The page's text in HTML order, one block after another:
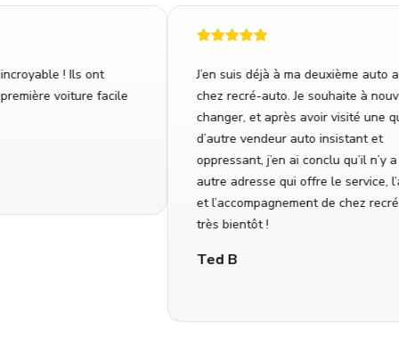
! Ils ont
voiture facile
J’en suis déjà à ma deuxième auto
chez recré-auto. Je souhaite à
changer, et après avoir visité une
d’autre vendeur auto insistant et
oppressant, j’en ai conclu qu’il n’y a
autre adresse qui offre le service,
et l’accompagnement de chez recré-
très bientôt !
Ted B